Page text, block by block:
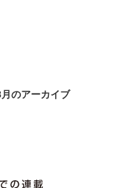
のアーカイブ